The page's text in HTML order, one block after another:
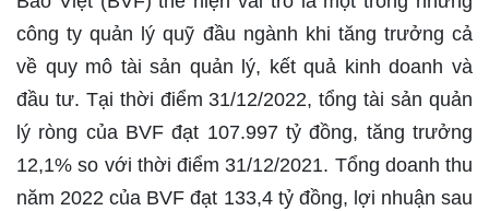
công ty quản lý quỹ đầu ngành khi tăng trưởng cả
về quy mô tài sản quản lý, kết quả kinh doanh và
đầu tư. Tại thời điểm 31/12/2022, tổng tài sản quản
lý ròng của BVF đạt 107.997 tỷ đồng, tăng trưởng
12,1% so với thời điểm 31/12/2021. Tổng doanh thu
năm 2022 của BVF đạt 133,4 tỷ đồng, lợi nhuận sau